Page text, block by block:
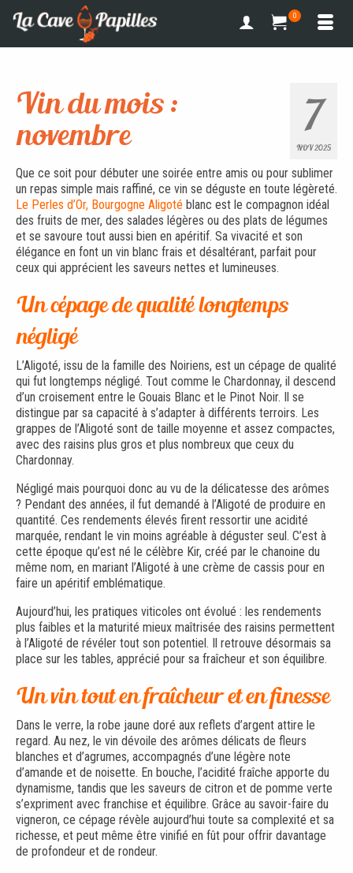
0
7
NOV 2025
Vin du mois :
novembre
Que ce soit pour débuter une soirée entre amis ou pour sublimer
un repas simple mais raffiné, ce vin se déguste en toute légèreté.
Le Perles d’Or, Bourgogne Aligoté blanc est le compagnon idéal
des fruits de mer, des salades légères ou des plats de légumes
et se savoure tout aussi bien en apéritif. Sa vivacité et son
élégance en font un vin blanc frais et désaltérant, parfait pour
ceux qui apprécient les saveurs nettes et lumineuses.
Un cépage de qualité longtemps
négligé
L’Aligoté, issu de la famille des Noiriens, est un cépage de qualité
qui fut longtemps négligé. Tout comme le Chardonnay, il descend
d’un croisement entre le Gouais Blanc et le Pinot Noir. Il se
distingue par sa capacité à s’adapter à différents terroirs. Les
grappes de l’Aligoté sont de taille moyenne et assez compactes,
avec des raisins plus gros et plus nombreux que ceux du
Chardonnay.
Négligé mais pourquoi donc au vu de la délicatesse des arômes
? Pendant des années, il fut demandé à l’Aligoté de produire en
quantité. Ces rendements élevés firent ressortir une acidité
marquée, rendant le vin moins agréable à déguster seul. C’est à
cette époque qu’est né le célèbre Kir, créé par le chanoine du
même nom, en mariant l’Aligoté à une crème de cassis pour en
faire un apéritif emblématique.
Aujourd’hui, les pratiques viticoles ont évolué : les rendements
plus faibles et la maturité mieux maîtrisée des raisins permettent
à l’Aligoté de révéler tout son potentiel. Il retrouve désormais sa
place sur les tables, apprécié pour sa fraîcheur et son équilibre.
Un vin tout en fraîcheur et en finesse
Dans le verre, la robe jaune doré aux reflets d’argent attire le
regard. Au nez, le vin dévoile des arômes délicats de fleurs
blanches et d’agrumes, accompagnés d’une légère note
d’amande et de noisette. En bouche, l’acidité fraîche apporte du
dynamisme, tandis que les saveurs de citron et de pomme verte
s’expriment avec franchise et équilibre. Grâce au savoir-faire du
vigneron, ce cépage révèle aujourd’hui toute sa complexité et sa
richesse, et peut même être vinifié en fût pour offrir davantage
de profondeur et de rondeur.